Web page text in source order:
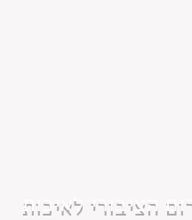
הציבורי לאיכות